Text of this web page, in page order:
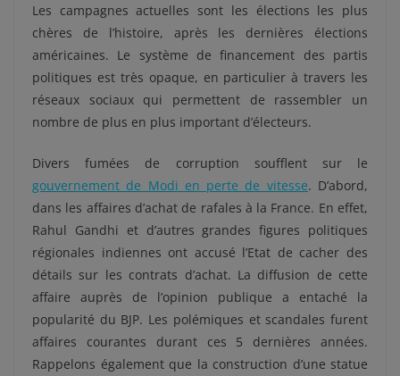
Les campagnes actuelles sont les élections les plus
chères de l’histoire, après les dernières élections
américaines. Le système de financement des partis
politiques est très opaque, en particulier à travers les
réseaux sociaux qui permettent de rassembler un
nombre de plus en plus important d’électeurs.
Divers fumées de corruption soufflent sur le
gouvernement de Modi en perte de vitesse. D’abord,
dans les affaires d’achat de rafales à la France. En effet,
Rahul Gandhi et d’autres grandes figures politiques
régionales indiennes ont accusé l’Etat de cacher des
détails sur les contrats d’achat. La diffusion de cette
affaire auprès de l’opinion publique a entaché la
popularité du BJP. Les polémiques et scandales furent
affaires courantes durant ces 5 dernières années.
Rappelons également que la construction d’une statue